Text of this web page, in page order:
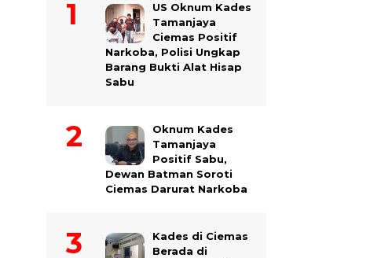
US Oknum Kades
Tamanjaya
Ciemas Positif
Narkoba, Polisi Ungkap
Barang Bukti Alat Hisap
Sabu
Oknum Kades
Tamanjaya
Positif Sabu,
Dewan Batman Soroti
Ciemas Darurat Narkoba
Kades di Ciemas
Berada di